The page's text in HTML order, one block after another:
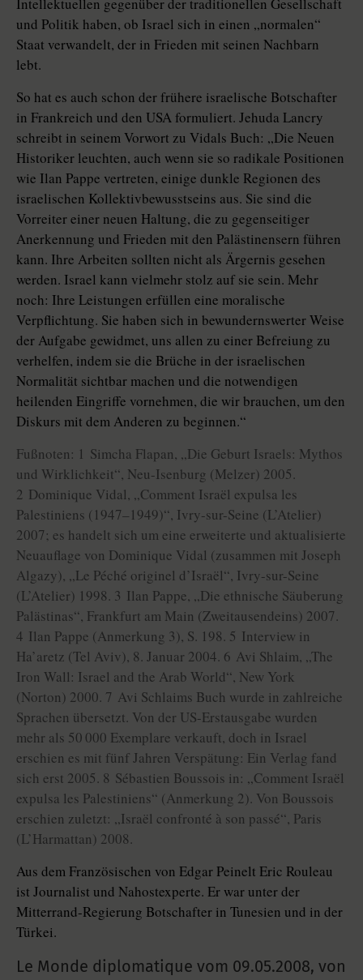
Intellektuellen gegenüber der traditionellen Gesellschaft
und Politik haben, ob Israel sich in einen „normalen“
Staat verwandelt, der in Frieden mit seinen Nachbarn
lebt.
So hat es auch schon der frühere israelische Botschafter
in Frankreich und den USA formuliert. Jehuda Lancry
schreibt in seinem Vorwort zu Vidals Buch: „Die Neuen
Historiker leuchten, auch wenn sie so radikale Positionen
wie Ilan Pappe vertreten, einige dunkle Regionen des
israelischen Kollektivbewusstseins aus. Sie sind die
Vorreiter einer neuen Haltung, die zu gegenseitiger
Anerkennung und Frieden mit den Palästinensern führen
kann. Ihre Arbeiten sollten nicht als Ärgernis gesehen
werden. Israel kann vielmehr stolz auf sie sein. Mehr
noch: Ihre Leistungen erfüllen eine moralische
Verpflichtung. Sie haben sich in bewundernswerter Weise
der Aufgabe gewidmet, uns allen zu einer Befreiung zu
verhelfen, indem sie die Brüche in der israelischen
Normalität sichtbar machen und die notwendigen
heilenden Eingriffe vornehmen, die wir brauchen, um den
Diskurs mit dem Anderen zu beginnen.“
Fußnoten: 1 Simcha Flapan, „Die Geburt Israels: Mythos
und Wirklichkeit“, Neu-Isenburg (Melzer) 2005.
2 Dominique Vidal, „Comment Israël expulsa les
Palestiniens (1947–1949)“, Ivry-sur-Seine (L’Atelier)
2007; es handelt sich um eine erweiterte und aktualisierte
Neuauflage von Dominique Vidal (zusammen mit Joseph
Algazy), „Le Péché originel d’Israël“, Ivry-sur-Seine
(L’Atelier) 1998. 3 Ilan Pappe, „Die ethnische Säuberung
Palästinas“, Frankfurt am Main (Zweitausendeins) 2007.
4 Ilan Pappe (Anmerkung 3), S. 198. 5 Interview in
Ha’aretz (Tel Aviv), 8. Januar 2004. 6 Avi Shlaim, „The
Iron Wall: Israel and the Arab World“, New York
(Norton) 2000. 7 Avi Schlaims Buch wurde in zahlreiche
Sprachen übersetzt. Von der US-Erstausgabe wurden
mehr als 50 000 Exemplare verkauft, doch in Israel
erschien es mit fünf Jahren Verspätung: Ein Verlag fand
sich erst 2005. 8 Sébastien Boussois in: „Comment Israël
expulsa les Palestiniens“ (Anmerkung 2). Von Boussois
erschien zuletzt: „Israël confronté à son passé“, Paris
(L’Harmattan) 2008.
Aus dem Französischen von Edgar Peinelt Eric Rouleau
ist Journalist und Nahostexperte. Er war unter der
Mitterrand-Regierung Botschafter in Tunesien und in der
Türkei.
Le Monde diplomatique vom 09.05.2008, von